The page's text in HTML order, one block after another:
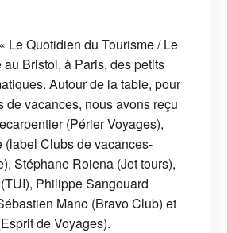
Le Quotidien du Tourisme / Le
au Bristol, à Paris, des petits
Autour de la table, pour
de vacances, nous avons reçu
(Périer Voyages),
(label Clubs de vacances-
Stéphane Roiena (Jet tours),
Philippe Sangouard
Mano (Bravo Club) et
de Voyages).